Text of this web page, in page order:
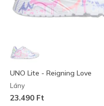
UNO Lite - Reigning Love
Lány
23.490 Ft